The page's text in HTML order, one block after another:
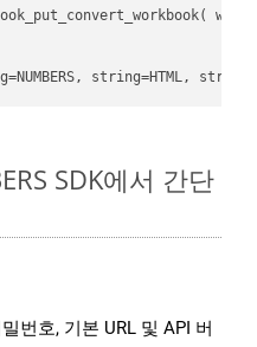
string=HTML,
SDK에서 간단
번호, 기본 URL 및 API 버